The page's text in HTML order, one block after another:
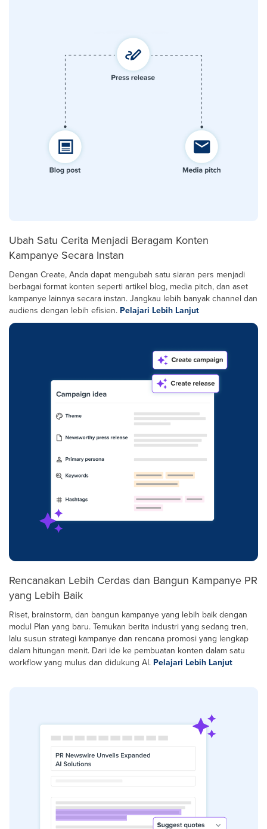
Ubah Satu Cerita Menjadi Beragam Konten
Kampanye Secara Instan
Dengan Create, Anda dapat mengubah satu siaran pers menjadi
berbagai format konten seperti artikel blog, media pitch, dan aset
kampanye lainnya secara instan. Jangkau lebih banyak channel dan
audiens dengan lebih efisien. Pelajari Lebih Lanjut
Rencanakan Lebih Cerdas dan Bangun Kampanye PR
yang Lebih Baik
Riset, brainstorm, dan bangun kampanye yang lebih baik dengan
modul Plan yang baru. Temukan berita industri yang sedang tren,
lalu susun strategi kampanye dan rencana promosi yang lengkap
dalam hitungan menit. Dari ide ke pembuatan konten dalam satu
workflow yang mulus dan didukung AI. Pelajari Lebih Lanjut